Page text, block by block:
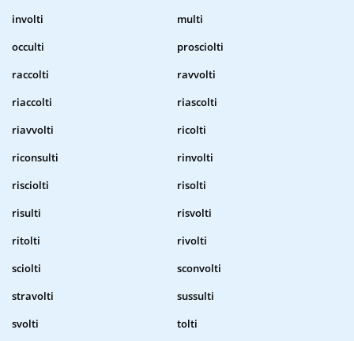
involti
multi
occulti
prosciolti
raccolti
ravvolti
riaccolti
riascolti
riavvolti
ricolti
riconsulti
rinvolti
risciolti
risolti
risulti
risvolti
ritolti
rivolti
sciolti
sconvolti
stravolti
sussulti
svolti
tolti